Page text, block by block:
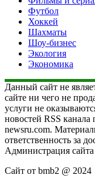
Футбол
Хоккей
Шахматы
Шоу-бизнес
Экология
Экономика
Данный сайт не
сайте ни чего не
услуги не
новостей RSS канала
newsru.com.
ответственность за
Администрация сайта
Сайт от bmb2 @ 2024